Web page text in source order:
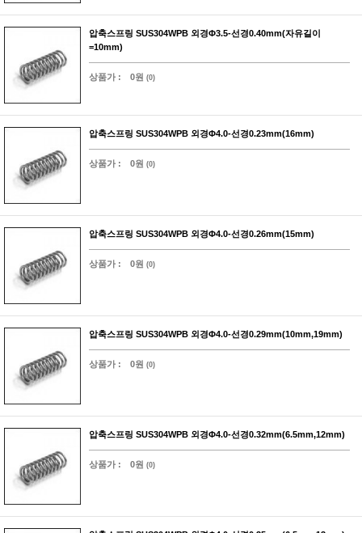
압축스프링 SUS304WPB 외경Φ3.5-선경0.40mm(자유길이
=10mm)
상품가 : 0원 (0)
압축스프링 SUS304WPB 외경Φ4.0-선경0.23mm(16mm)
상품가 : 0원 (0)
압축스프링 SUS304WPB 외경Φ4.0-선경0.26mm(15mm)
상품가 : 0원 (0)
압축스프링 SUS304WPB 외경Φ4.0-선경0.29mm(10mm,19mm)
상품가 : 0원 (0)
압축스프링 SUS304WPB 외경Φ4.0-선경0.32mm(6.5mm,12mm)
상품가 : 0원 (0)